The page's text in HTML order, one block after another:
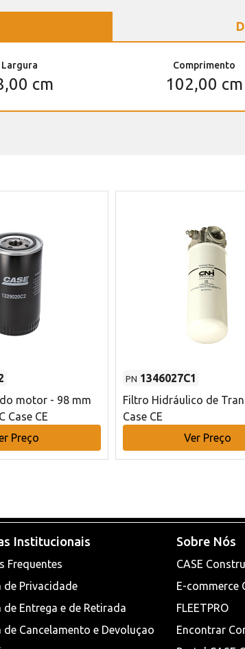
Largura
cm
Comprimento
102,00 cm
motor - 98 mm
Case CE
Preço
PN 1346027C1
Filtro Hidráulico de
Case CE
Ver Preço
Institucionais
Frequentes
de Privacidade
de Entrega e de Retirada
de Cancelamento e Devoluçao
Sobre Nós
CASE
E-commerce
FLEETPRO
Encontrar